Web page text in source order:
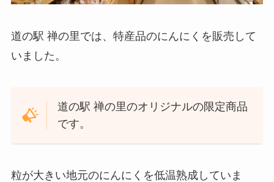
道の駅 禅の里では、特産品のにんにくを販売して
いました。
道の駅 禅の里のオリジナルの限定商品
です。
粒が大きい地元のにんにくを低温熟成していま